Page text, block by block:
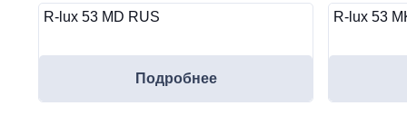
R-lux 53 MD RUS
Подробнее
R-lux 53